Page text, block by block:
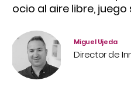
ocio al aire libre,
Miguel Ujeda
Director de